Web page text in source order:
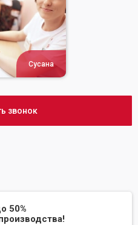
Сусана
звонок
50%